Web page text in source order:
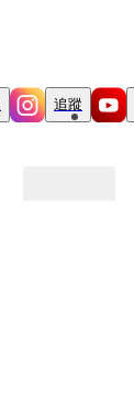
追蹤